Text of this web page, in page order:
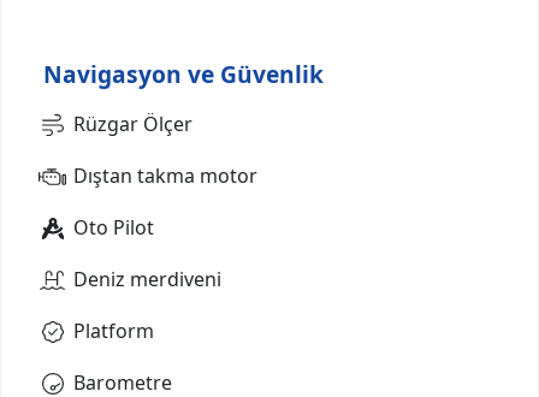
Navigasyon ve Güvenlik
Rüzgar Ölçer
Dıştan takma motor
Oto Pilot
Deniz merdiveni
Platform
Barometre